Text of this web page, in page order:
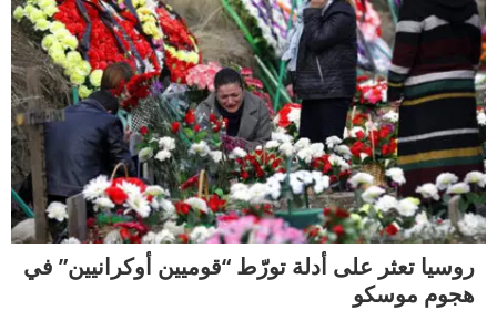
روسيا تعثر على أدلة تورّط “قوميين أوكرانيين” في
هجوم موسكو